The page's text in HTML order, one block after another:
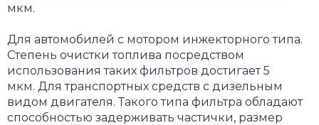
мкм.
Для автомобилей с мотором инжекторного типа.
Степень очистки топлива посредством
использования таких фильтров достигает 5
мкм. Для транспортных средств с дизельным
видом двигателя. Такого типа фильтра обладают
способностью задерживать частички, размер